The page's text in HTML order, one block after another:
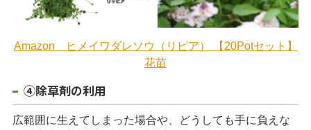
Amazon ヒメイワダレソウ（リピア） 【20Potセット】
花苗
④除草剤の利用
広範囲に生えてしまった場合や、どうしても手に負えな